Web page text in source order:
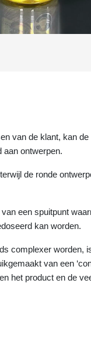
van de klant, kan
aan ontwerpen.
de ronde
een spuitpunt
kan worden.
complexer worden,
van een
het product en de